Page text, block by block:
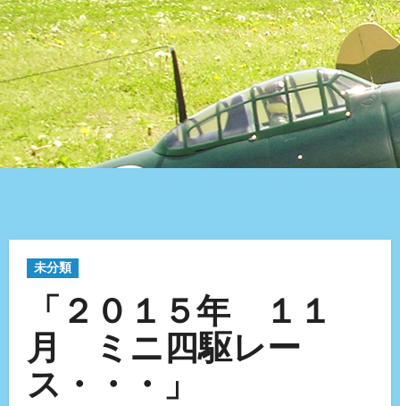
未分類
「２０１５年 １１
月 ミニ四駆レー
ス・・・」